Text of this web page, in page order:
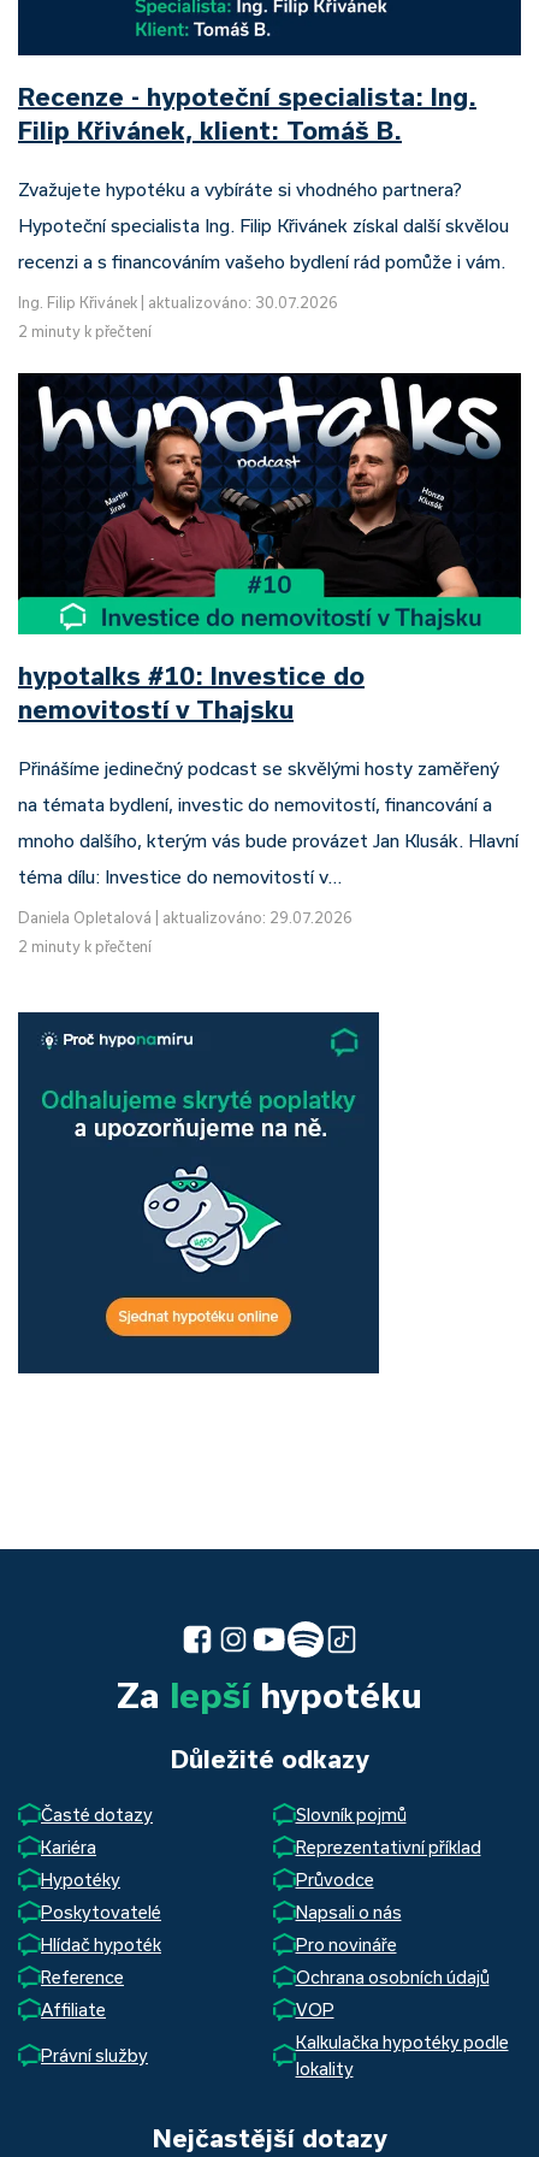
Recenze - hypoteční specialista: Ing.
Filip Křivánek, klient: Tomáš B.
Zvažujete hypotéku a vybíráte si vhodného partnera?
Hypoteční specialista Ing. Filip Křivánek získal další skvělou
recenzi a s financováním vašeho bydlení rád pomůže i vám.
Ing. Filip Křivánek
aktualizováno: 30.07.2026
2 minuty k přečtení
hypotalks #10: Investice do
nemovitostí v Thajsku
Přinášíme jedinečný podcast se skvělými hosty zaměřený
na témata bydlení, investic do nemovitostí, financování a
mnoho dalšího, kterým vás bude provázet Jan Klusák. Hlavní
téma dílu: Investice do nemovitostí v…
Daniela Opletalová
aktualizováno: 29.07.2026
2 minuty k přečtení
Za lepšíhypotéku
Důležité odkazy
Časté dotazy
Slovník pojmů
Kariéra
Reprezentativní příklad
Hypotéky
Průvodce
Poskytovatelé
Napsali o nás
Hlídač hypoték
Pro novináře
Reference
Ochrana osobních údajů
Affiliate
VOP
Právní služby
Kalkulačka hypotéky podle
lokality
Nejčastější dotazy